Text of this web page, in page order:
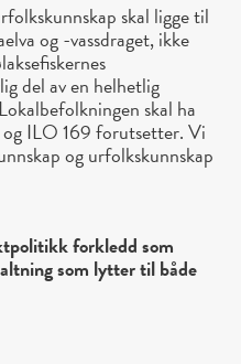
skal ligge til
og -vassdraget, ikke
del av en helhetlig
skal ha
og ILO 169 forutsetter. Vi
og urfolkskunnskap
forkledd som
som lytter til både